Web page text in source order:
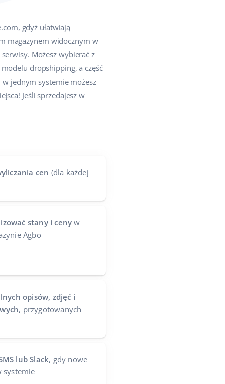
gdyż ułatwiają
magazynem widocznym w
Możesz wybierać z
dropshipping, a część
jednym systemie możesz
Jeśli sprzedajesz w
cen (dla każdej
stany i ceny w
Agbo
opisów, zdjęć i
, przygotowanych
lub Slack, gdy nowe
systemie